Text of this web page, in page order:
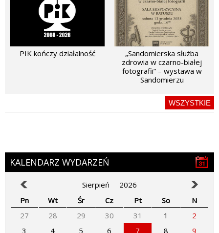
PIK kończy działalność
„Sandomierska służba
zdrowia w czarno-białej
fotografii” – wystawa w
Sandomierzu
WSZYSTKIE
KALENDARZ WYDARZEŃ
Sierpień
2026
Pn
Wt Śr Cz Pt So
N
27
28 29 30 31 1
2
3
4 5 6 7 8
9